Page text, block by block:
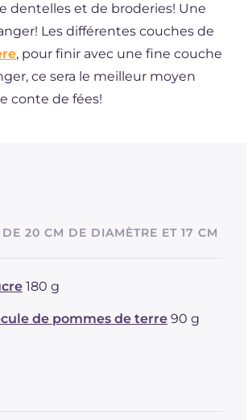
dentelles et de broderies! Une
Les différentes couches de
, pour finir avec une fine couche
ce sera le meilleur moyen
conte de fées!
20 CM DE DIAMÈTRE ET 17 CM
180 g
de pommes de terre 90 g